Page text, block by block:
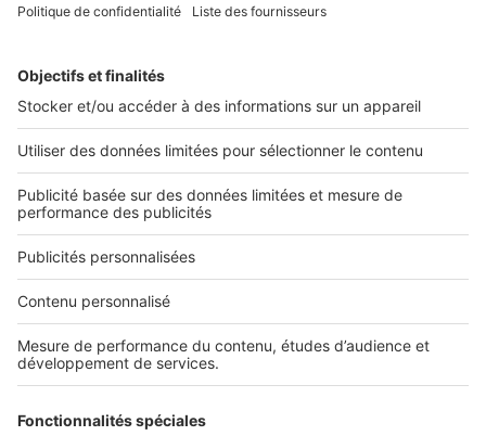
2 rue des Italiens 75009 Paris
01 53 38 80 00
Nos solutions pro